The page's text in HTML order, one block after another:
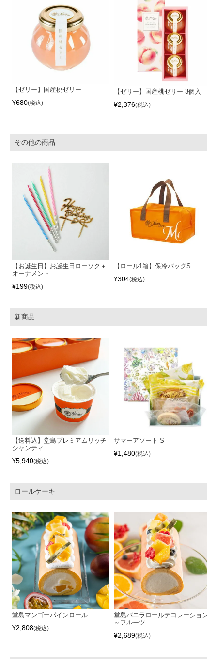
【ゼリー】国産桃ゼリー
¥680 税込
【ゼリー】国産桃ゼリー 3個入
¥2,376 税込
その他の商品
【お誕生日】お誕生日ローソク＋
オーナメント
¥199 税込
【ロール1箱】保冷バッグS
¥304 税込
新商品
【送料込】堂島プレミアムリッチ
シャンティ
¥5,940 税込
サマーアソート S
¥1,480 税込
ロールケーキ
堂島マンゴーパインロール
¥2,808 税込
堂島バニラロールデコレーション
～フルーツ
¥2,689 税込